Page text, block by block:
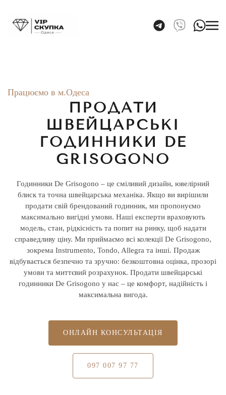
Skip to main content
Працюємо в м.Одеса
ПРОДАТИ
ШВЕЙЦАРСЬКІ
ГОДИННИКИ DE
GRISOGONO
Годинники De Grisogono – це сміливий дизайн, ювелірний
блиск та точна швейцарська механіка. Якщо ви вирішили
продати свій брендований годинник, ми пропонуємо
максимально вигідні умови. Наші експерти враховують
модель, стан, рідкісність та попит на ринку, щоб надати
справедливу ціну. Ми приймаємо всі колекції De Grisogono,
зокрема Instrumento, Tondo, Allegra та інші. Продаж
відбувається безпечно та зручно: безкоштовна оцінка, прозорі
умови та миттєвий розрахунок. Продати швейцарські
годинники De Grisogono у нас – це комфорт, надійність і
максимальна вигода.
ОНЛАЙН КОНСУЛЬТАЦІЯ
097 007 97 77